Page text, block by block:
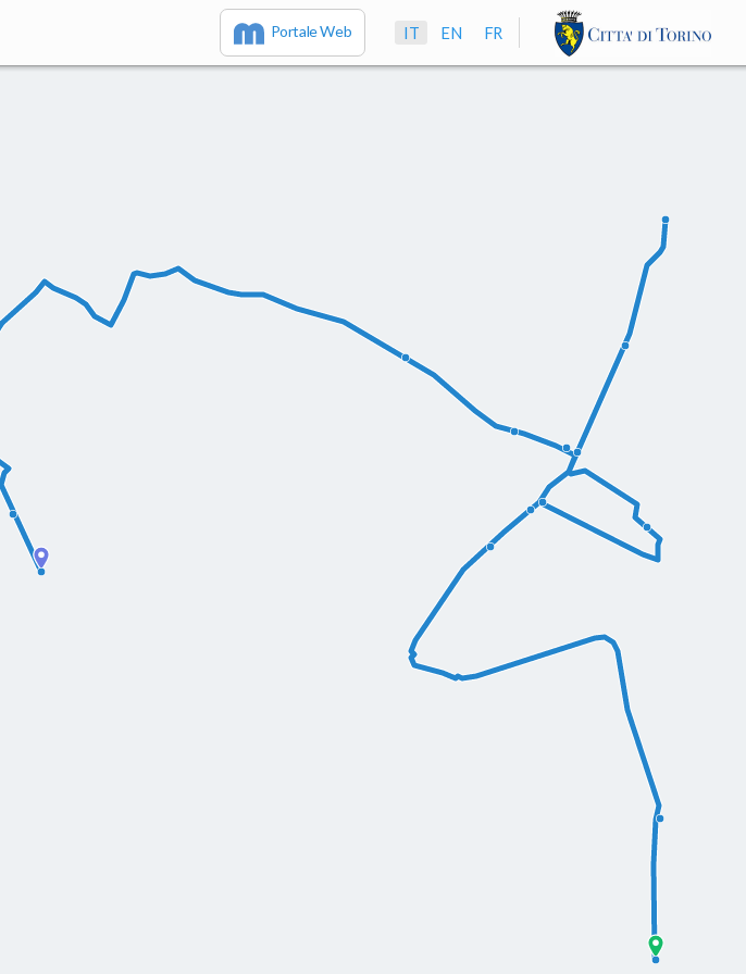
Portale Web IT EN FR